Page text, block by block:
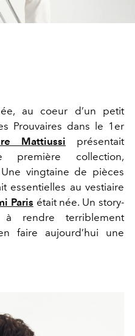
au coeur d’un petit
Prouvaires dans le 1er
Mattiussi présentait
première collection,
vingtaine de pièces
essentielles au vestiaire
Paris était née. Un story-
à rendre terriblement
faire aujourd’hui une